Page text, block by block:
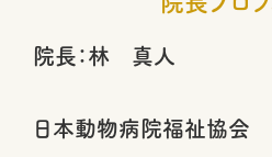
院長：林 真人
日本動物病院福祉協会